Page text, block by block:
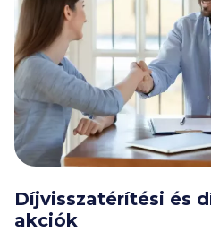
Díjvisszatérítési és
akciók